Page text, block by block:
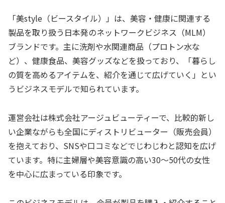
「美style（ビースタイル）」は、美容・健康に関連する
製品を取り扱う日本発のネットワークビジネス（MLM）
ブランドです。主に洗剤や水関連商品（プロトン水な
ど）、健康食品、美容グッズなどを扱っており、「暮らし
の質を高めるアイテムを、紹介を通じて広げていく」とい
うビジネスモデルで知られています。
運営会社は株式会社アージュビューティーで、比較的新し
い企業ながらも全国にディストリビューター（販売会員）
を抱えており、SNSや口コミなどでじわじわと認知を広げ
ています。特に主婦層や美容意識の高い30～50代の女性
を中心に広まっている印象です。